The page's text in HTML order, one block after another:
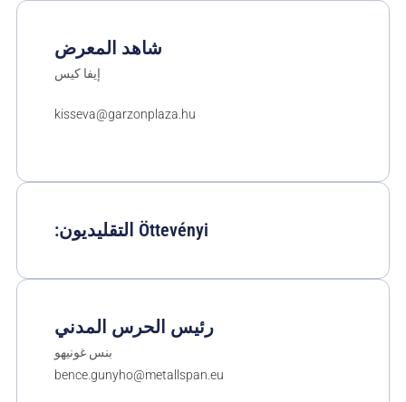
شاهد المعرض
إيفا كيس
kisseva@garzonplaza.hu
Öttevényi التقليديون:
رئيس الحرس المدني
بنس غونيهو
bence.gunyho@metallspan.eu